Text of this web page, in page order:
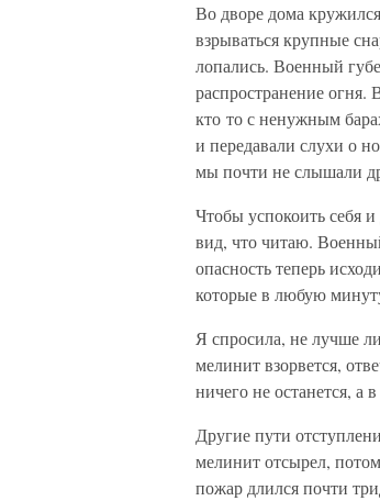
Во дворе дома
взрываться крупные
лопались. Военный
распространение
кто то с ненужным
и передавали слухи о
мы почти не слышали
Чтобы успокоить себя и
вид, что читаю.
опасность теперь
которые в любую
Я спросила, не лучше
мелинит взорвется,
ничего не останется, а
Другие пути
мелинит отсырел,
пожар длился почти